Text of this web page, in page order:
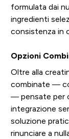
formulata dai
ingredienti
consistenza in
Opzioni
Oltre alla
combinate —
— pensate per
integrazione
soluzione
rinunciare a